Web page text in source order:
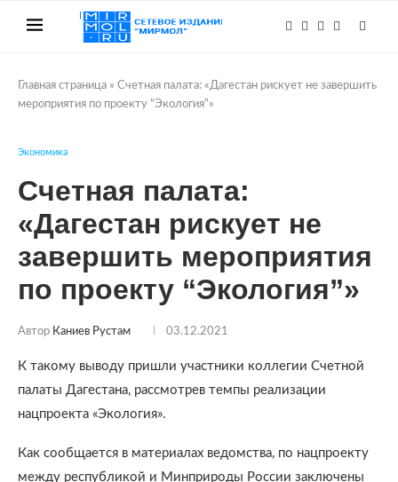
Главная страница » Счетная палата: «Дагестан рискует не завершить
мероприятия по проекту “Экология”»
Экономика
Счетная палата:
«Дагестан рискует не
завершить мероприятия
по проекту “Экология”»
Автор Каниев Рустам 03.12.2021
К такому выводу пришли участники коллегии Счетной
палаты Дагестана, рассмотрев темпы реализации
нацпроекта «Экология».
Как сообщается в материалах ведомства, по нацпроекту
между республикой и Минприроды России заключены